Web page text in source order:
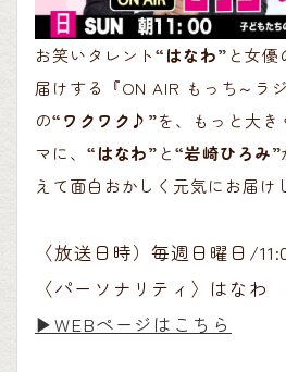
お笑いタレント“はなわ” と女優
届けする『ON AIR もっち～ラ
の“ワクワク♪”を、もっと大き
マに、 “はなわ” と“岩崎ひろみ”
えて面白おかしく元気にお届け
〈放送日時）毎週日曜日/
〈パーソナリティ〉はな
▶︎WEBページはこちら